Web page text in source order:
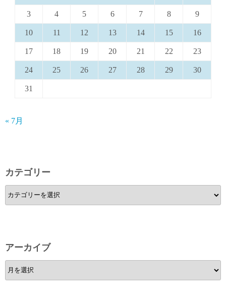
3 4 5 6 7 8 9
10 11 12 13 14 15 16
17 18 19 20 21 22 23
24 25 26 27 28 29 30
31
« 7月
カテゴリー
カ
テ
ー
アーカイブ
ア
ー